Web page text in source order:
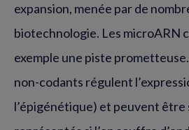
expansion, menée par de
biotechnologie. Les microARN
exemple une piste
non-codants régulent
l’épigénétique) et peuvent être